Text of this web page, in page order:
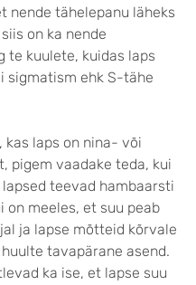
nende tähelepanu läheks
on ka nende
te kuulete, kuidas laps
sigmatism ehk S-tähe
kas laps on nina- või
pigem vaadake teda, kui
teevad hambaarsti
on meeles, et suu peab
ja lapse mõtteid kõrvale
tavapärane asend.
ka ise, et lapse suu